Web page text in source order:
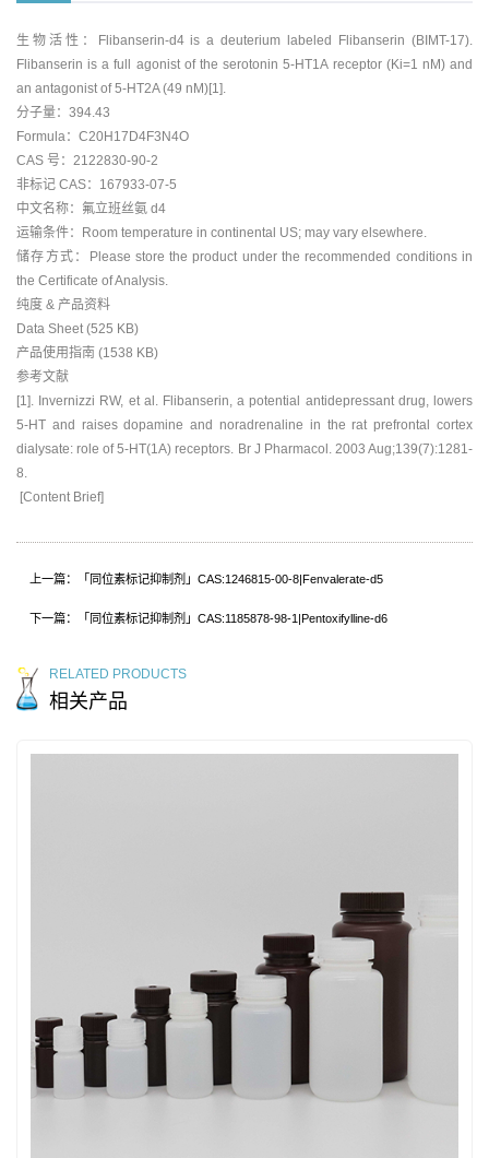
生物活性：Flibanserin-d4 is a deuterium labeled Flibanserin (BIMT-17).
Flibanserin is a full agonist of the serotonin 5-HT1A receptor (Ki=1 nM) and
an antagonist of 5-HT2A (49 nM)[1].
分子量：394.43
Formula：C20H17D4F3N4O
CAS 号：2122830-90-2
非标记 CAS：167933-07-5
中文名称：氟立班丝氨 d4
运输条件：Room temperature in continental US; may vary elsewhere.
储存方式：Please store the product under the recommended conditions in
the Certificate of Analysis.
纯度 & 产品资料
Data Sheet (525 KB)
产品使用指南 (1538 KB)
参考文献
[1]. Invernizzi RW, et al. Flibanserin, a potential antidepressant drug, lowers
5-HT and raises dopamine and noradrenaline in the rat prefrontal cortex
dialysate: role of 5-HT(1A) receptors. Br J Pharmacol. 2003 Aug;139(7):1281-
8.
[Content Brief]
上一篇：「同位素标记抑制剂」CAS:1246815-00-8|Fenvalerate-d5
下一篇：「同位素标记抑制剂」CAS:1185878-98-1|Pentoxifylline-d6
RELATED PRODUCTS
相关产品